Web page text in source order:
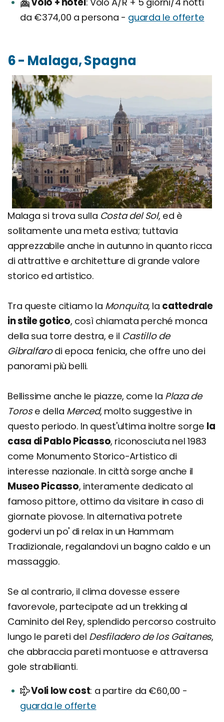
da €374,00 a persona - guarda le offerte
6 - Malaga, Spagna
Malaga si trova sulla Costa del Sol, ed è
solitamente una meta estiva; tuttavia
apprezzabile anche in autunno in quanto ricca
di attrattive e architetture di grande valore
storico ed artistico.
Tra queste citiamo la Monquita, la cattedrale
in stile gotico, così chiamata perché monca
della sua torre destra, e il Castillo de
Gibralfarodi epoca fenicia, che offre uno dei
panorami più belli.
Bellissime anche le piazze, come la Plaza de
Torose della Merced, molto suggestive in
questo periodo. In quest'ultima inoltre sorge la
casa di Pablo Picasso, riconosciuta nel 1983
come Monumento Storico-Artistico di
interesse nazionale. In città sorge anche il
Museo Picasso, interamente dedicato al
famoso pittore, ottimo da visitare in caso di
giornate piovose. In alternativa potrete
godervi un po' di relax in un Hammam
Tradizionale, regalandovi un bagno caldo e un
massaggio.
Se al contrario, il clima dovesse essere
favorevole, partecipate ad un trekking al
Caminito del Rey, splendido percorso costruito
lungo le pareti del Desfiladero de los Gaitanes,
che abbraccia pareti montuose e attraversa
gole strabilianti.
Voli low cost a partire da €60,00 -
guarda le offerte